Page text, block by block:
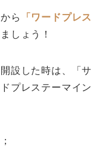
ら
「ワードプレス
しょう！
設した時は、「サ
プレステーマイン